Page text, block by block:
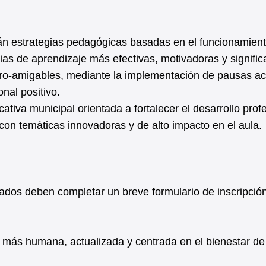
estrategias pedagógicas basadas en el
de aprendizaje más efectivas, motivadoras y
amigables, mediante la implementación de pausas
positivo.
municipal orientada a fortalecer el desarrollo
temáticas innovadoras y de alto impacto en el aula.
deben completar un breve formulario de
humana, actualizada y centrada en el bienestar